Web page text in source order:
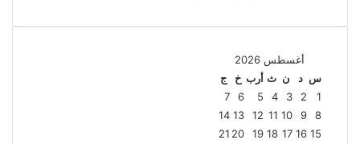
أغسطس 2026
س د ن ث أرب خ
ج
1
2
3
4
5
6
7
8
9
10
11
12
13
14
15
16
17
18
19
20
21